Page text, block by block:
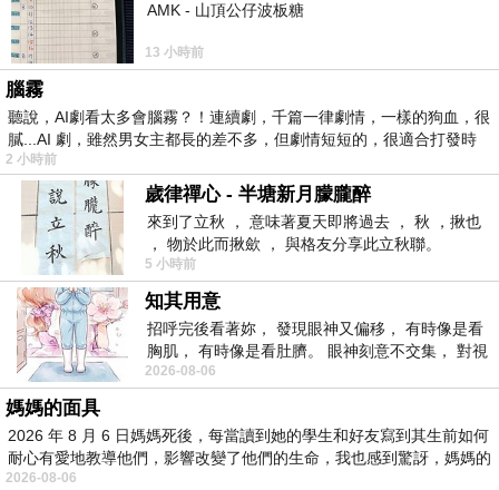
一踏進店內，有種小巧、溫馨的感受，剛好應景聖誕佳節
AMK - 山頂公仔波板糖
13 小時前
腦霧
聽說，AI劇看太多會腦霧？！連續劇，千篇一律劇情，一樣的狗血，很
膩...AI 劇，雖然男女主都長的差不多，但劇情短短的，很適合打發時
2 小時前
歲律禪心 - 半塘新月朦朧醉
來到了立秋 ， 意味著夏天即將過去 ， 秋 ，揪也
， 物於此而揪歛 ， 與格友分享此立秋聯。
5 小時前
知其用意
招呼完後看著妳， 發現眼神又偏移， 有時像是看
胸肌， 有時像是看肚臍。 眼神刻意不交集， 對視
視線不對齊， 讓我很難不
2026-08-06
媽媽的面具
2026 年 8 月 6 日媽媽死後，每當讀到她的學生和好友寫到其生前如何
耐心有愛地教導他們，影響改變了他們的生命，我也感到驚訝，媽媽的
2026-08-06